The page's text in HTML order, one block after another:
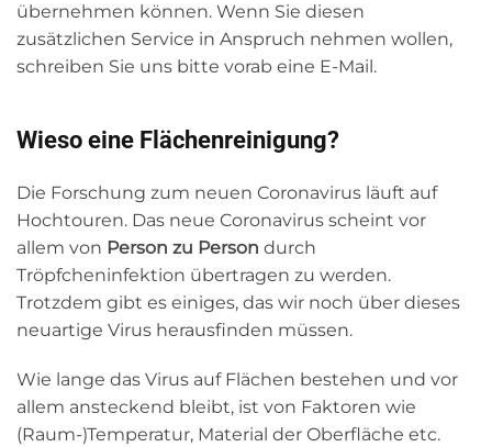
übernehmen können. Wenn Sie diesen
zusätzlichen Service in Anspruch nehmen wollen,
schreiben Sie uns bitte vorab eine E-Mail.
Wieso eine Flächenreinigung?
Die Forschung zum neuen Coronavirus läuft auf
Hochtouren. Das neue Coronavirus scheint vor
allem von Person zu Person durch
Tröpfcheninfektion übertragen zu werden.
Trotzdem gibt es einiges, das wir noch über dieses
neuartige Virus herausfinden müssen.
Wie lange das Virus auf Flächen bestehen und vor
allem ansteckend bleibt, ist von Faktoren wie
(Raum-)Temperatur, Material der Oberfläche etc.